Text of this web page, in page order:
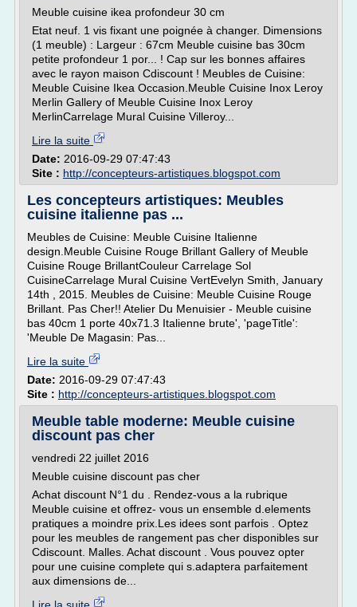
Meuble cuisine ikea profondeur 30 cm
Etat neuf. 1 vis fixant une poignée à changer. Dimensions
(1 meuble) : Largeur : 67cm Meuble cuisine bas 30cm
petite profondeur 1 por... ! Cap sur les bonnes affaires
avec le rayon maison Cdiscount ! Meubles de Cuisine:
Meuble Cuisine Ikea Occasion.Meuble Cuisine Inox Leroy
Merlin Gallery of Meuble Cuisine Inox Leroy
MerlinCarrelage Mural Cuisine Villeroy...
Lire la suite
Date: 2016-09-29 07:47:43
Site : http://concepteurs-artistiques.blogspot.com
Les concepteurs artistiques: Meubles
cuisine italienne pas ...
Meubles de Cuisine: Meuble Cuisine Italienne
design.Meuble Cuisine Rouge Brillant Gallery of Meuble
Cuisine Rouge BrillantCouleur Carrelage Sol
CuisineCarrelage Mural Cuisine VertEvelyn Smith, January
14th , 2015. Meubles de Cuisine: Meuble Cuisine Rouge
Brillant. Pas Cher!! Atelier Du Menuisier - Meuble cuisine
bas 40cm 1 porte 40x71.3 Italienne brute', 'pageTitle':
'Meuble De Magasin: Pas...
Lire la suite
Date: 2016-09-29 07:47:43
Site : http://concepteurs-artistiques.blogspot.com
Meuble table moderne: Meuble cuisine
discount pas cher
vendredi 22 juillet 2016
Meuble cuisine discount pas cher
Achat discount N°1 du . Rendez-vous a la rubrique
Meuble cuisine et offrez- vous un ensemble d.elements
pratiques a moindre prix.Les idees sont parfois . Optez
pour les meubles de rangement pas cher disponibles sur
Cdiscount. Malles. Achat discount . Vous pouvez opter
pour une cuisine complete qui s.adaptera parfaitement
aux dimensions de...